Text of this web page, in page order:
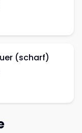
(scharf)